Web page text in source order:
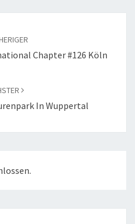
Chapter #126 Köln
In Wuppertal